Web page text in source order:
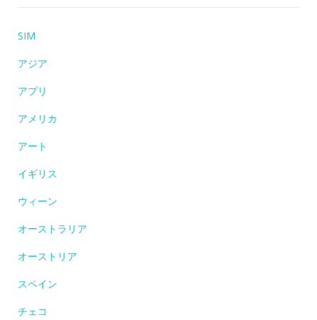
SIM
アジア
アプリ
アメリカ
アート
イギリス
ウィーン
オーストラリア
オーストリア
スペイン
チェコ